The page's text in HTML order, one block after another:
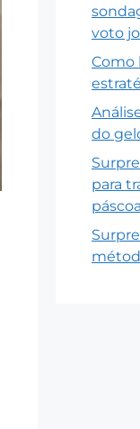
voto
Como
do
para
páscoa